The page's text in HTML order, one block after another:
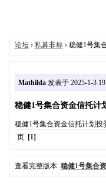
论坛› 私募非标› 稳健1号集
Mathilda发表于 2025-1-3
稳健1号集合资金信托计
稳健1号集合资金信托计划投
页: [1]
查看完整版本: 稳健1号集合